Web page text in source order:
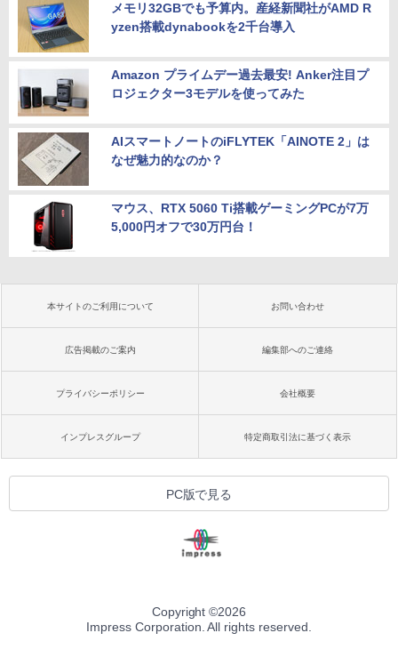
メモリ32GBでも予算内。産経新聞社がAMD R
yzen搭載dynabookを2千台導入
Amazon プライムデー過去最安! Anker注目プ
ロジェクター3モデルを使ってみた
AIスマートノートのiFLYTEK「AINOTE 2」は
なぜ魅力的なのか？
マウス、RTX 5060 Ti搭載ゲーミングPCが7万
5,000円オフで30万円台！
本サイトのご利用について お問い合わせ
広告掲載のご案内 編集部へのご連絡
プライバシーポリシー 会社概要
インプレスグループ 特定商取引法に基づく表示
PC版で見る
Copyright ©2026
Impress Corporation. All rights reserved.